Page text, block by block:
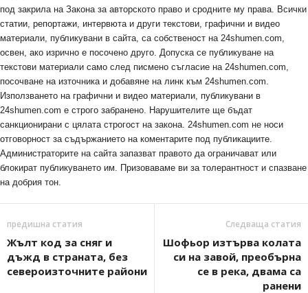
под закрила на Закона за авторското право и сродните му права. Всички
статии, репортажи, интервюта и други текстови, графични и видео
материали, публикувани в сайта, са собственост на 24shumen.com,
освен, ако изрично е посочено друго. Допуска се публикуване на
текстови материали само след писмено съгласие на 24shumen.com,
посочване на източника и добавяне на линк към 24shumen.com.
Използването на графични и видео материали, публикувани в
24shumen.com е строго забранено. Нарушителите ще бъдат
санкционирани с цялата строгост на закона. 24shumen.com не носи
отговорност за съдържанието на коментарите под публикациите.
Администраторите на сайта запазват правото да ограничават или
блокират публикуването им. Призоваваме ви за толерантност и спазване
на добрия тон.
предишна статия
Жълт код за сняг и
дъжд в страната, без
североизточните райони
Следваща статия
Шофьор изтърва колата
си на завой, преобърна
се в река, двама са
ранени